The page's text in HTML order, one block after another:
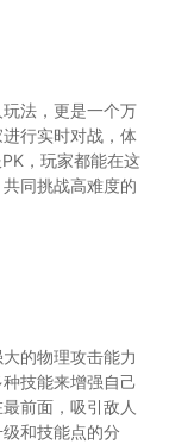
法，更是一个万
行实时对战，体
，玩家都能在这
同挑战高难度的
的物理攻击能力
技能来增强自己
前面，吸引敌人
和技能点的分